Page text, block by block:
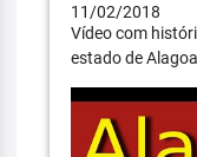
11/02/2018
Vídeo com
estado de